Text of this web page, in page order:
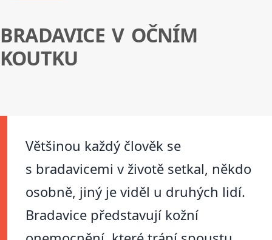
BRADAVICE V OČNÍM
KOUTKU
Většinou každý člověk se
s bradavicemi v životě setkal, někdo
osobně, jiný je viděl u druhých lidí.
Bradavice představují kožní